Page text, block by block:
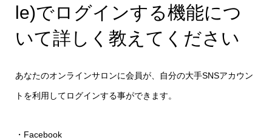
le)でログインする機能につ
いて詳しく教えてください
あなたのオンラインサロンに会員が、自分の大手SNSアカウン
トを利用してログインする事ができます。
・Facebook